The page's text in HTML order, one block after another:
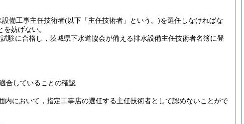
備工事主任技術者(以下「主任技術者」という。)を選任しなければな
妨げない。
験に合格し，茨城県下水道協会が備える排水設備主任技術者名簿に登
合していることの確認
において，指定工事店の選任する主任技術者として認めないことがで